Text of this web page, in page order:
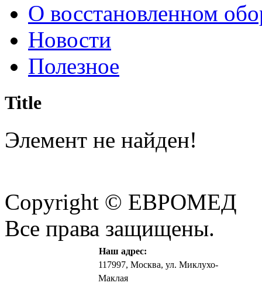
О восстановленном
Новости
Полезное
Title
Элемент не найден!
Copyright © ЕВРОМЕД
Все права защищены.
Наш адрес:
117997, Москва, ул. Миклухо-
Маклая